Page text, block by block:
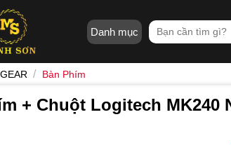
Danh mục
Tìm
kiếm:
GEAR / Bàn Phím
+ Chuột Logitech MK240